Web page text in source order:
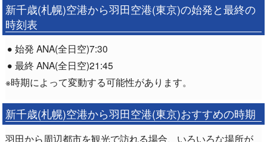
新千歳(札幌)空港から羽田空港(東京)の始発と最終の
時刻表
始発 ANA(全日空)7:30
最終 ANA(全日空)21:45
※時期によって変動する可能性があります。
新千歳(札幌)空港から羽田空港(東京)おすすめの時期
羽田から周辺都市を観光で訪れる場合、いろいろな場所が